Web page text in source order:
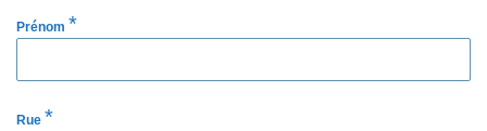
Prénom *
Rue *